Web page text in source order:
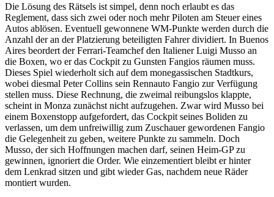
Die Lösung des Rätsels ist simpel, denn noch erlaubt es das
Reglement, dass sich zwei oder noch mehr Piloten am Steuer eines
Autos ablösen. Eventuell gewonnene WM-Punkte werden durch die
Anzahl der an der Platzierung beteiligten Fahrer dividiert. In Buenos
Aires beordert der Ferrari-Teamchef den Italiener Luigi Musso an
die Boxen, wo er das Cockpit zu Gunsten Fangios räumen muss.
Dieses Spiel wiederholt sich auf dem monegassischen Stadtkurs,
wobei diesmal Peter Collins sein Rennauto Fangio zur Verfügung
stellen muss. Diese Rechnung, die zweimal reibungslos klappte,
scheint in Monza zunächst nicht aufzugehen. Zwar wird Musso bei
einem Boxenstopp aufgefordert, das Cockpit seines Boliden zu
verlassen, um dem unfreiwillig zum Zuschauer gewordenen Fangio
die Gelegenheit zu geben, weitere Punkte zu sammeln. Doch
Musso, der sich Hoffnungen machen darf, seinen Heim-GP zu
gewinnen, ignoriert die Order. Wie einzementiert bleibt er hinter
dem Lenkrad sitzen und gibt wieder Gas, nachdem neue Räder
montiert wurden.